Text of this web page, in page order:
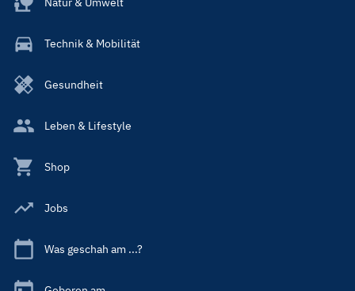
Technik & Mobilität
Gesundheit
Leben & Lifestyle
Shop
Jobs
Was geschah am ...?